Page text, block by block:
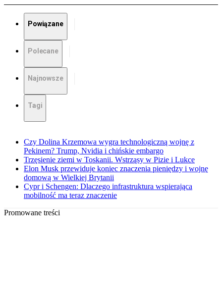
Powiązane
Polecane
Najnowsze
Tagi
Czy Dolina Krzemowa wygra technologiczną wojnę z
Pekinem? Trump, Nvidia i chińskie embargo
Trzęsienie ziemi w Toskanii. Wstrząsy w Pizie i Lukce
Elon Musk przewiduje koniec znaczenia pieniędzy i wojnę
domową w Wielkiej Brytanii
Cypr i Schengen: Dlaczego infrastruktura wspierająca
mobilność ma teraz znaczenie
Promowane treści